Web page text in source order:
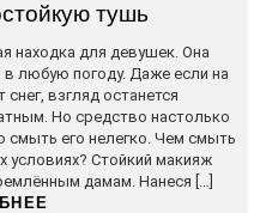
тушь
находка для девушек. Она
любую погоду. Даже если на
взгляд останется
Но средство настолько
смыть его нелегко. Чем смыть
Стойкий макияж
дамам. Нанеся […]